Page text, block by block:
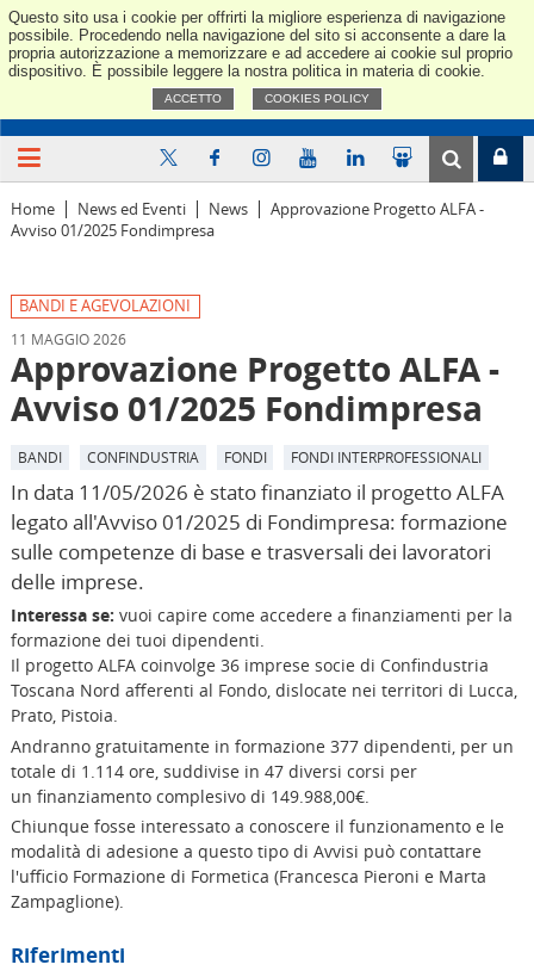
Questo sito usa i cookie per offrirti la migliore esperienza di navigazione
possibile. Procedendo nella navigazione del sito si acconsente a dare la
propria autorizzazione a memorizzare e ad accedere ai cookie sul proprio
dispositivo. È possibile leggere la nostra politica in materia di cookie.
ACCETTO COOKIES POLICY
Home News ed Eventi News
Approvazione Progetto ALFA -
Avviso 01/2025 Fondimpresa
BANDI E AGEVOLAZIONI
11 MAGGIO 2026
Approvazione Progetto ALFA -
Avviso 01/2025 Fondimpresa
BANDI CONFINDUSTRIA FONDI FONDI INTERPROFESSIONALI
In data 11/05/2026 è stato finanziato il progetto ALFA
legato all'Avviso 01/2025 di Fondimpresa: formazione
sulle competenze di base e trasversali dei lavoratori
delle imprese.
Interessa se: vuoi capire come accedere a finanziamenti per la
formazione dei tuoi dipendenti.
Il progetto ALFA coinvolge 36 imprese socie di Confindustria
Toscana Nord afferenti al Fondo, dislocate nei territori di Lucca,
Prato, Pistoia.
Andranno gratuitamente in formazione 377 dipendenti, per un
totale di 1.114 ore, suddivise in 47 diversi corsi per
un finanziamento complesivo di 149.988,00€.
Chiunque fosse interessato a conoscere il funzionamento e le
modalità di adesione a questo tipo di Avvisi può contattare
l'ufficio Formazione di Formetica (Francesca Pieroni e Marta
Zampaglione).
Riferimenti